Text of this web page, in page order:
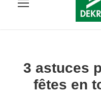
3 astuces
fêtes en